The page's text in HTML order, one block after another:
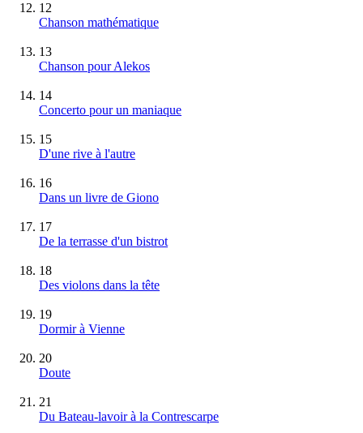
12
Chanson mathématique
13
Chanson pour Alekos
14
Concerto pour un maniaque
15
D'une rive à l'autre
16
Dans un livre de Giono
17
De la terrasse d'un bistrot
18
Des violons dans la tête
19
Dormir à Vienne
20
Doute
21
Du Bateau-lavoir à la Contrescarpe